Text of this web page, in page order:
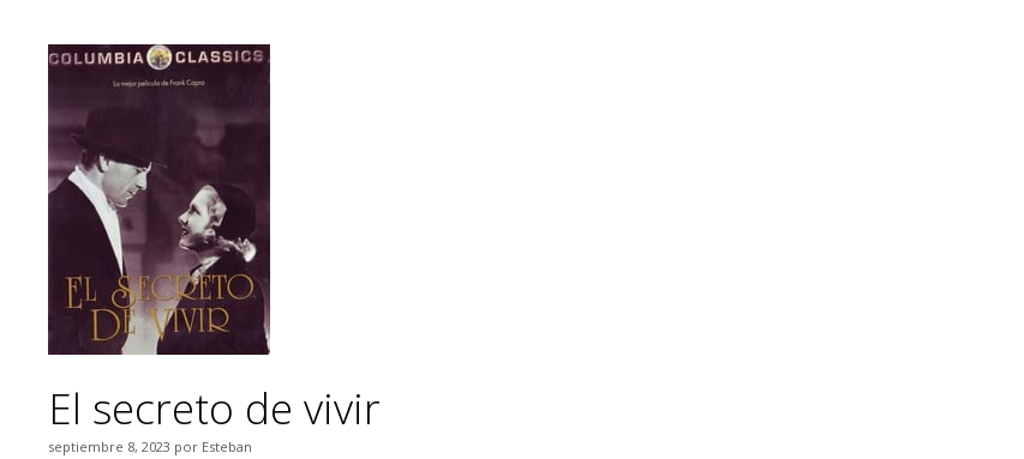
El secreto de vivir
septiembre 8, 2023 por Esteban